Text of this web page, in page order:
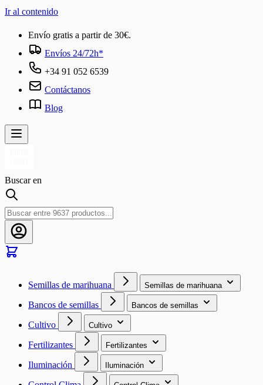
Ir al contenido
Envío gratis a partir de 30€.
Envíos 24/72h*
+34 91 052 6539
Contáctanos
Blog
Buscar en
Semillas de marihuana Semillas de marihuana
Bancos de semillas Bancos de semillas
Cultivo Cultivo
Fertilizantes Fertilizantes
Iluminación Iluminación